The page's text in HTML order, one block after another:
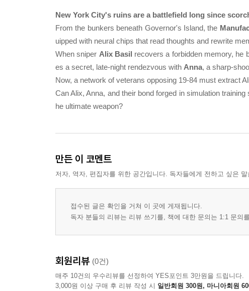
New York City's ruins are a battlefield long since
From the bunkers beneath Governor's Island, the
uipped with neural chips that read thoughts and rewrite
When sniper Alix Basil recovers a forbidden memory, he
es a secret, late-night rendezvous with Anna, a sharp-
Now, a network of veterans opposing 19-84 must extract
Can Alix, Anna, and their bond forged in simulation
he ultimate weapon?
만든 이 코멘트
저자, 역자, 편집자를 위한 공간입니다. 독자들에게 전하고 싶은
접수된 글은 확인을 거쳐 이 곳에 게재됩니다.
독자 분들의 리뷰는 리뷰 쓰기를, 책에 대한 문의는 1:1 문의
회원리뷰 (0건)
매주 10건의 우수리뷰를 선정하여 YES포인트 3만원을 드립니다.
3,000원 이상 구매 후 리뷰 작성 시 일반회원 300원, 마니아회원